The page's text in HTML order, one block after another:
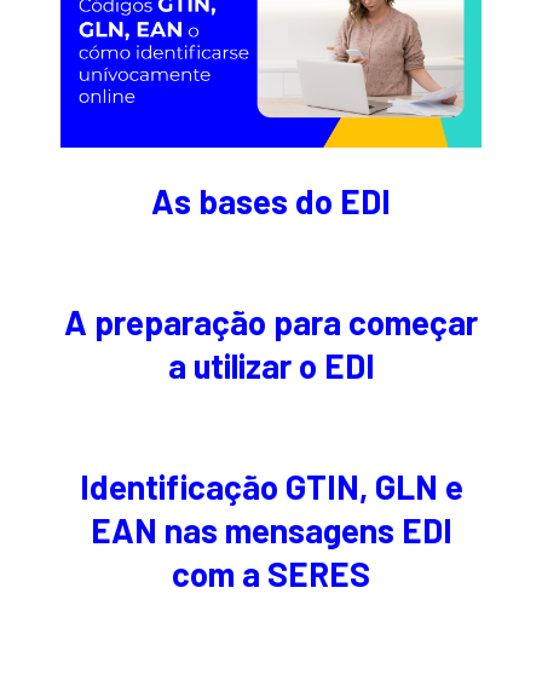
As bases do EDI
A preparação para começar
a utilizar o EDI
Identificação GTIN, GLN e
EAN nas mensagens EDI
com a SERES